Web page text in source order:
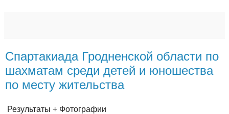
Спартакиада Гродненской области по
шахматам среди детей и юношества
по месту жительства
Результаты + Фотографии